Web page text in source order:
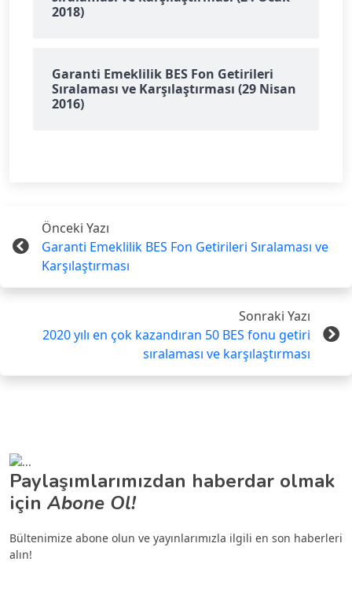
2018)
Garanti Emeklilik BES Fon Getirileri
Sıralaması ve Karşılaştırması (29 Nisan
2016)
Önceki Yazı
Garanti Emeklilik BES Fon Getirileri Sıralaması ve
Karşılaştırması
Sonraki Yazı
2020 yılı en çok kazandıran 50 BES fonu getiri
sıralaması ve karşılaştırması
Paylaşımlarımızdan haberdar olmak
için Abone Ol!
Bültenimize abone olun ve yayınlarımızla ilgili en son haberleri
alın!